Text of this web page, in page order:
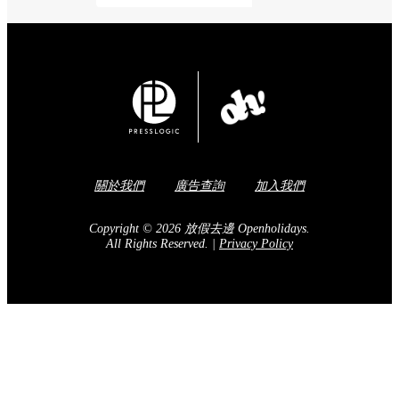
關於我們 廣告查詢 加入我們
Copyright © 2026 放假去邊 Openholidays.
All Rights Reserved.
Privacy Policy